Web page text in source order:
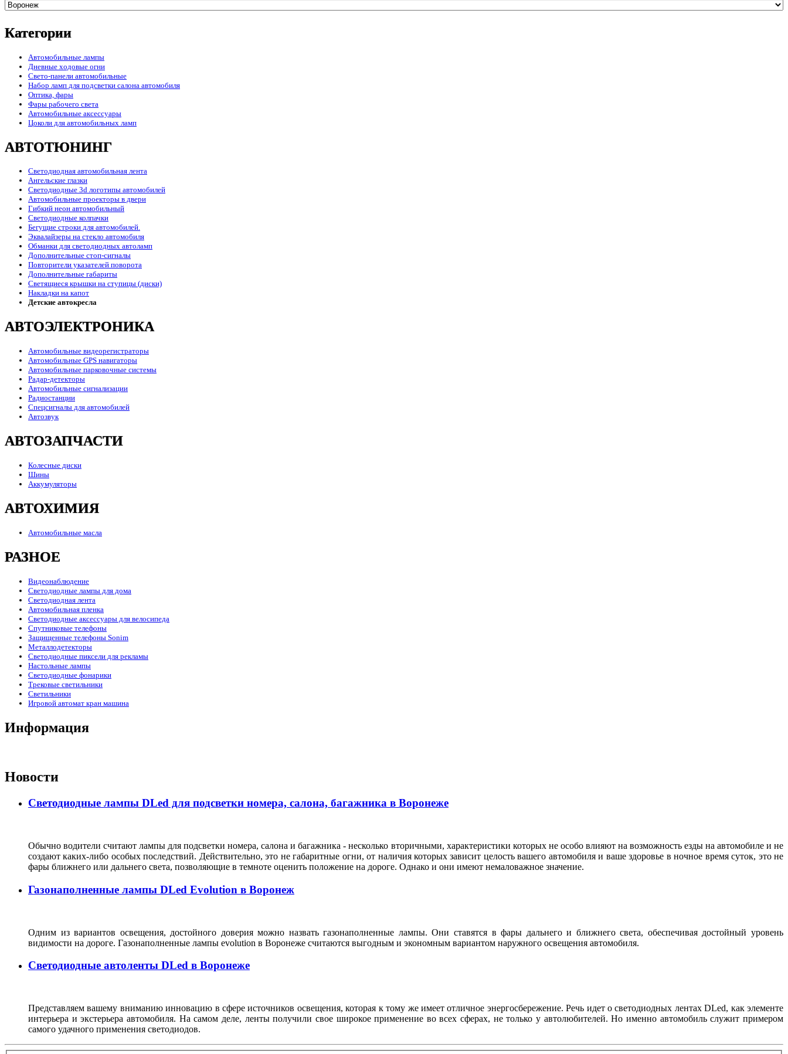
Категории
Автомобильные лампы
Дневные ходовые огни
Свето-панели автомобильные
Набор ламп для подсветки салона автомобиля
Оптика, фары
Фары рабочего света
Автомобильные аксессуары
Цоколи для автомобильных ламп
АВТОТЮНИНГ
Светодиодная автомобильная лента
Ангельские глазки
Светодиодные 3d логотипы автомобилей
Автомобильные проекторы в двери
Гибкий неон автомобильный
Светодиодные колпачки
Бегущие строки для автомобилей.
Эквалайзеры на стекло автомобиля
Обманки для светодиодных автоламп
Дополнительные стоп-сигналы
Повторители указателей поворота
Дополнительные габариты
Светящиеся крышки на ступицы (диски)
Накладки на капот
Детские автокресла
АВТОЭЛЕКТРОНИКА
Автомобильные видеорегистраторы
Автомобильные GPS навигаторы
Автомобильные парковочные системы
Радар-детекторы
Автомобильные сигнализации
Радиостанции
Спецсигналы для автомобилей
Автозвук
АВТОЗАПЧАСТИ
Колесные диски
Шины
Аккумуляторы
АВТОХИМИЯ
Автомобильные масла
РАЗНОЕ
Видеонаблюдение
Светодиодные лампы для дома
Светодиодная лента
Автомобильная пленка
Светодиодные аксессуары для велосипеда
Спутниковые телефоны
Защищенные телефоны Sonim
Металлодетекторы
Светодиодные пиксели для рекламы
Настольные лампы
Светодиодные фонарики
Трековые светильники
Светильники
Игровой автомат кран машина
Информация
Новости
Светодиодные лампы DLed для подсветки номера, салона, багажника в Воронеже
Обычно водители считают лампы для подсветки номера, салона и багажника - несколько вторичными, характеристики которых не особо влияют на возможность езды на автомобиле и не
создают каких-либо особых последствий. Действительно, это не габаритные огни, от наличия которых зависит целость вашего автомобиля и ваше здоровье в ночное время суток, это не
фары ближнего или дальнего света, позволяющие в темноте оценить положение на дороге. Однако и они имеют немаловажное значение.
Газонаполненные лампы DLed Evolution в Воронеж
Одним из вариантов освещения, достойного доверия можно назвать газонаполненные лампы. Они ставятся в фары дальнего и ближнего света, обеспечивая достойный уровень
видимости на дороге. Газонаполненные лампы evolution в Воронеже считаются выгодным и экономным вариантом наружного освещения автомобиля.
Светодиодные автоленты DLed в Воронеже
Представляем вашему вниманию инновацию в сфере источников освещения, которая к тому же имеет отличное энергосбережение. Речь идет о светодиодных лентах DLed, как элементе
интерьера и экстерьера автомобиля. На самом деле, ленты получили свое широкое применение во всех сферах, не только у автолюбителей. Но именно автомобиль служит примером
самого удачного применения светодиодов.